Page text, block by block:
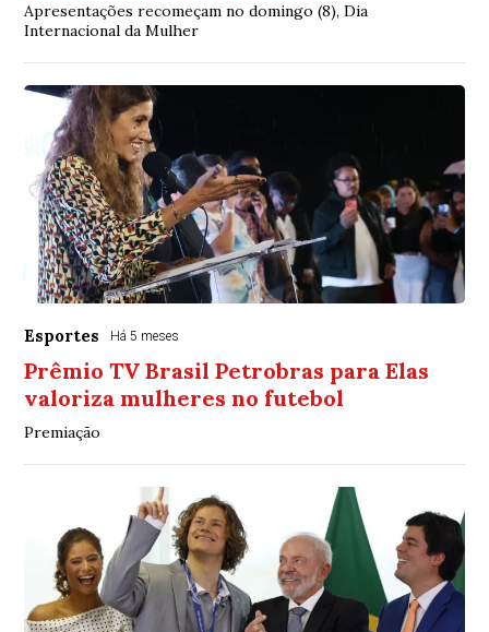
Apresentações recomeçam no domingo (8), Dia
Internacional da Mulher
Esportes Há 5 meses
Prêmio TV Brasil Petrobras para Elas
valoriza mulheres no futebol
Premiação